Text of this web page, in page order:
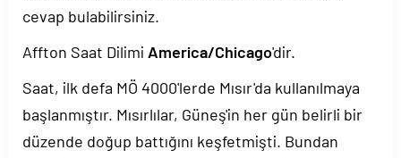
cevap bulabilirsiniz.
Affton Saat Dilimi America/Chicago'dir.
Saat, ilk defa MÖ 4000'lerde Mısır'da kullanılmaya
başlanmıştır. Mısırlılar, Güneş'in her gün belirli bir
düzende doğup battığını keşfetmişti. Bundan